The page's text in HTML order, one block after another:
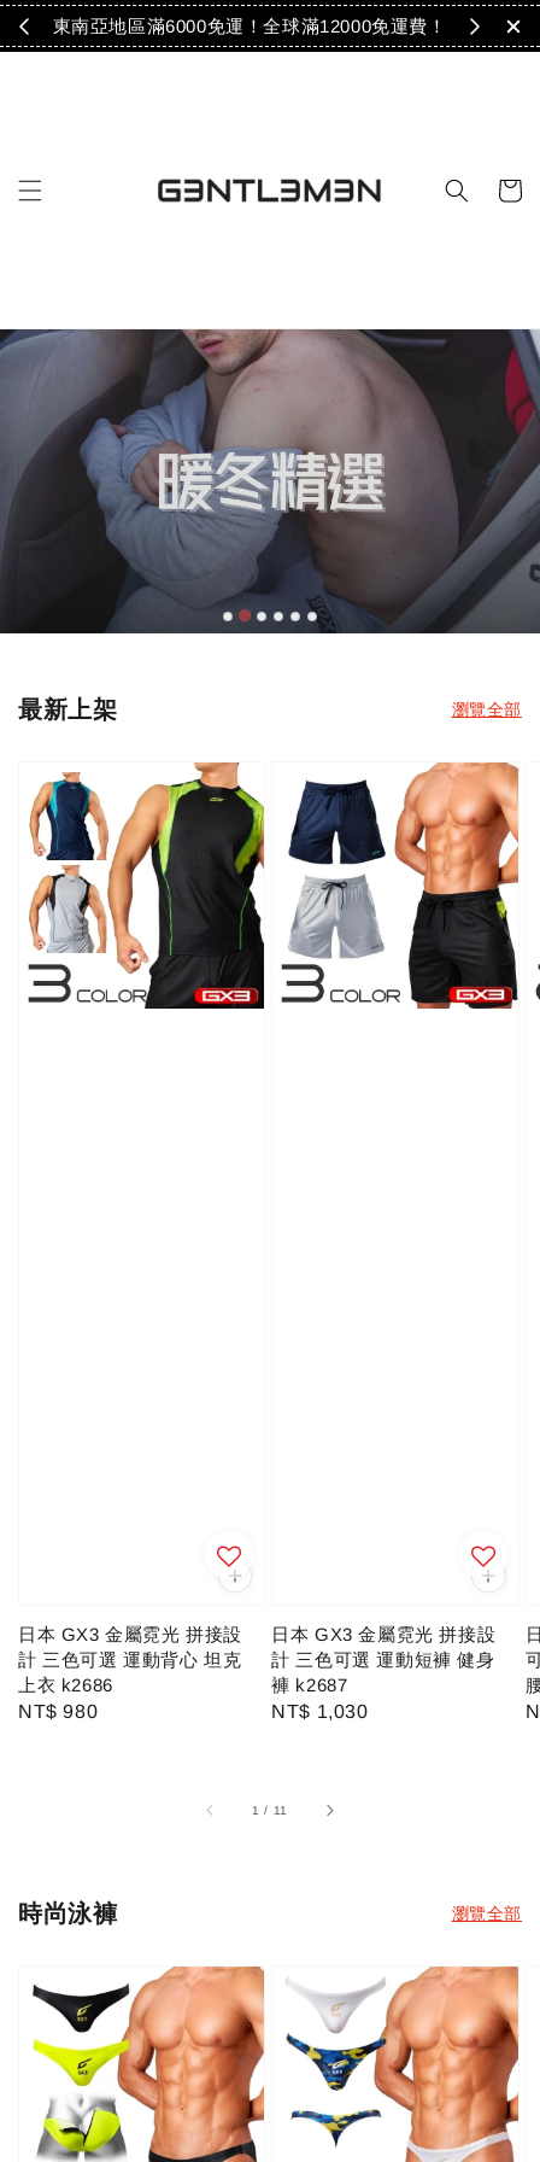
！ 東南亞地區滿6000免運！全球滿12000免運費！
最新上架 瀏覽全部
日本 GX3 金屬霓光 拼接設
計 三色可選 運動背心 坦克
上衣 k2686
Regular
NT$ 980
日本 GX3 金屬霓光 拼接設
計 三色可選 運動短褲 健身
褲 k2687
Regular
NT$ 1,030
1 / 11
時尚泳褲 瀏覽全部